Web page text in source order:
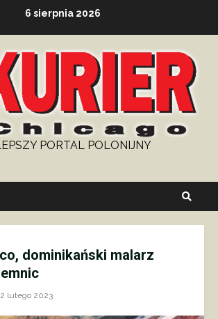
6 sierpnia 2026
PORTAL POLONIJNY
dominikański malarz
lutego 2023